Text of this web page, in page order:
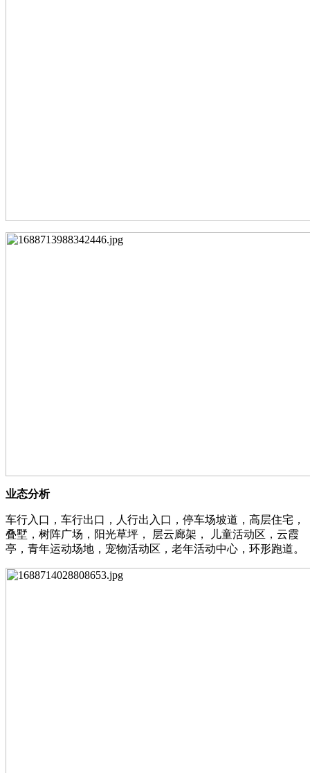
业态分析
车行入口，车行出口，人行出入口，停车场坡道，高层住宅，
叠墅，树阵广场，阳光草坪， 层云廊架， 儿童活动区，云霞
亭，青年运动场地，宠物活动区，老年活动中心，环形跑道。